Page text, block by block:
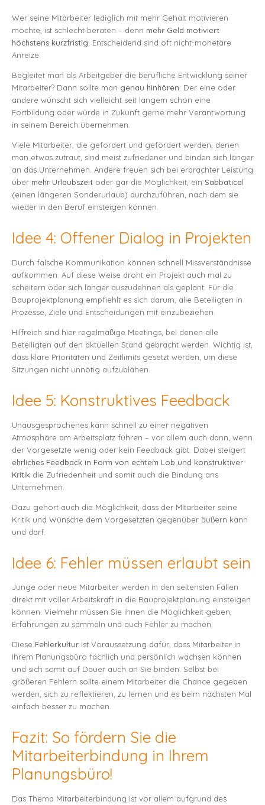
Wer seine Mitarbeiter lediglich mit mehr Gehalt motivieren
möchte, ist schlecht beraten – denn mehr Geld motiviert
höchstens kurzfristig. Entscheidend sind oft nicht-monetäre
Anreize.
Begleitet man als Arbeitgeber die berufliche Entwicklung seiner
Mitarbeiter? Dann sollte man genau hinhören: Der eine oder
andere wünscht sich vielleicht seit langem schon eine
Fortbildung oder würde in Zukunft gerne mehr Verantwortung
in seinem Bereich übernehmen.
Viele Mitarbeiter, die gefordert und gefördert werden, denen
man etwas zutraut, sind meist zufriedener und binden sich länger
an das Unternehmen. Andere freuen sich bei erbrachter Leistung
über mehr Urlaubszeitoder gar die Möglichkeit, ein Sabbatical
(einen längeren Sonderurlaub) durchzuführen, nach dem sie
wieder in den Beruf einsteigen können.
Idee 4: Offener Dialog in Projekten
Durch falsche Kommunikation können schnell Missverständnisse
aufkommen. Auf diese Weise droht ein Projekt auch mal zu
scheitern oder sich länger auszudehnen als geplant. Für die
Bauprojektplanung empfiehlt es sich darum, alle Beteiligten in
Prozesse, Ziele und Entscheidungen mit einzubeziehen.
Hilfreich sind hier regelmäßige Meetings, bei denen alle
Beteiligten auf den aktuellen Stand gebracht werden. Wichtig ist,
dass klare Prioritäten und Zeitlimits gesetzt werden, um diese
Sitzungen nicht unnötig aufzublähen.
Idee 5: Konstruktives Feedback
Unausgesprochenes kann schnell zu einer negativen
Atmosphäre am Arbeitsplatz führen – vor allem auch dann, wenn
der Vorgesetzte wenig oder kein Feedback gibt. Dabei steigert
ehrliches Feedback in Form von echtem Lob und konstruktiver
Kritik die Zufriedenheit und somit auch die Bindung ans
Unternehmen.
Dazu gehört auch die Möglichkeit, dass der Mitarbeiter seine
Kritik und Wünsche dem Vorgesetzten gegenüber äußern kann
und darf.
Idee 6: Fehler müssen erlaubt sein
Junge oder neue Mitarbeiter werden in den seltensten Fällen
direkt mit voller Arbeitskraft in die Bauprojektplanung einsteigen
können. Vielmehr müssen Sie ihnen die Möglichkeit geben,
Erfahrungen zu sammeln und auch Fehler zu machen.
Diese Fehlerkulturist Voraussetzung dafür, dass Mitarbeiter in
Ihrem Planungsbüro fachlich und persönlich wachsen können
und sich somit auf Dauer auch an Sie binden. Selbst bei
größeren Fehlern sollte einem Mitarbeiter die Chance gegeben
werden, sich zu reflektieren, zu lernen und es beim nächsten Mal
einfach besser zu machen.
Fazit: So fördern Sie die
Mitarbeiterbindung in Ihrem
Planungsbüro!
Das Thema Mitarbeiterbindung ist vor allem aufgrund des